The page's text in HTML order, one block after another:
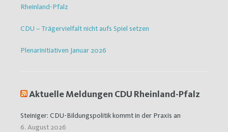
Rheinland-Pfalz
CDU – Trägervielfalt nicht aufs Spiel setzen
Plenarinitiativen Januar 2026
Aktuelle Meldungen CDU Rheinland-Pfalz
Steiniger: CDU-Bildungspolitik kommt in der Praxis an
6. August 2026